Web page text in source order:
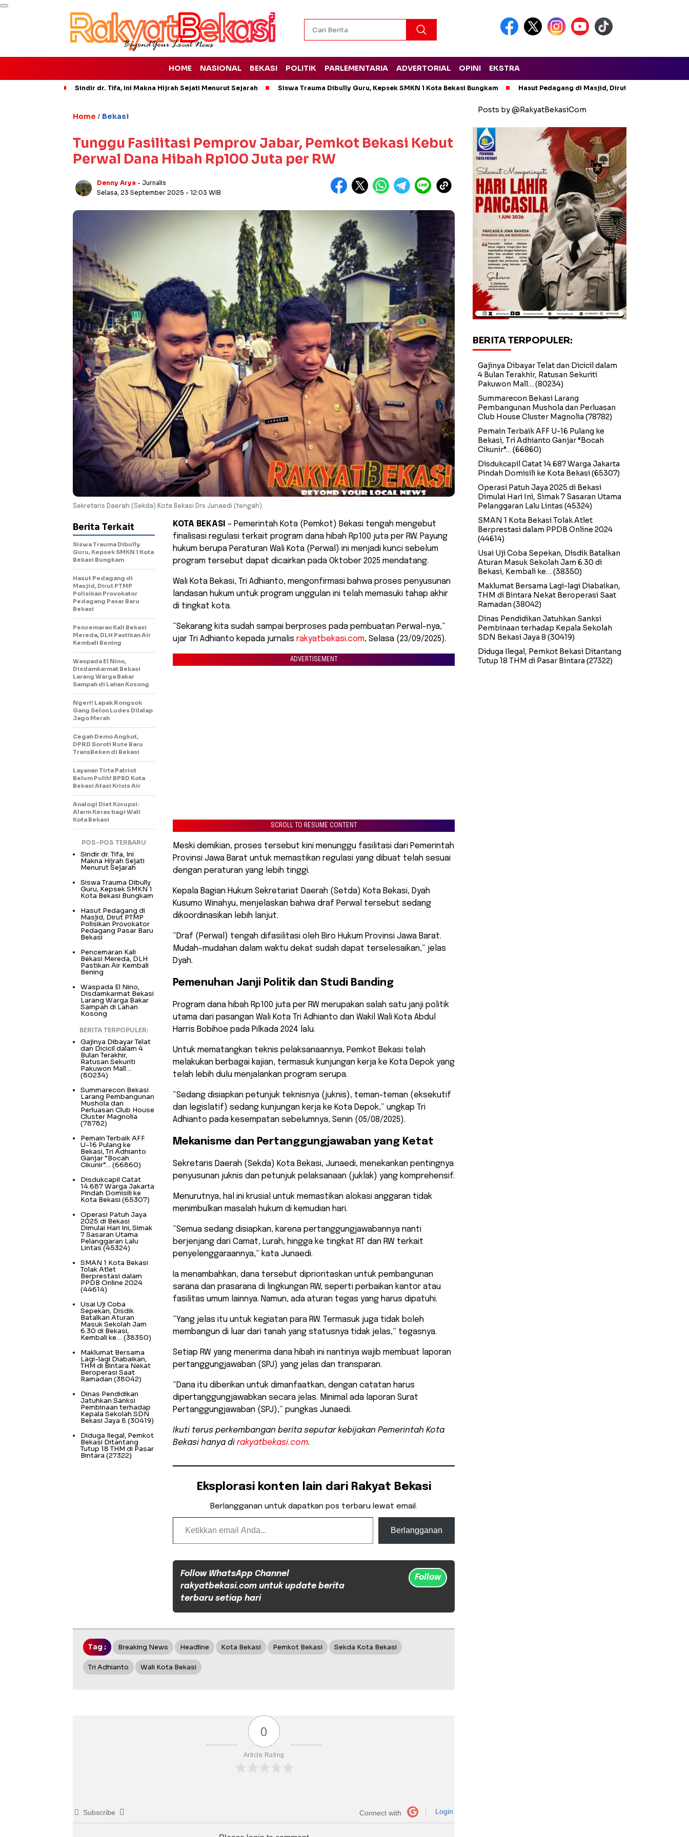
HOME NASIONAL BEKASI POLITIK PARLEMENTARIA ADVERTORIAL OPINI EKSTRA
Sindir dr. Tifa, Ini Makna Hijrah Sejati Menurut Sejarah Siswa Trauma Dibully Guru, Kepsek SMKN 1 Kota Bekasi Bungkam Hasut Pedagang di Masjid, Dirut PTMP Polisikan
Home / Bekasi
Tunggu Fasilitasi Pemprov Jabar, Pemkot Bekasi Kebut
Perwal Dana Hibah Rp100 Juta per RW
Denny Arya - Jurnalis
Selasa, 23 September 2025 - 12:03 WIB
Sekretaris Daerah (Sekda) Kota Bekasi Drs Junaedi (tengah).
KOTA BEKASI – Pemerintah Kota (Pemkot) Bekasi tengah mengebut
finalisasi regulasi terkait program dana hibah Rp100 juta per RW. Payung
hukum berupa Peraturan Wali Kota (Perwal) ini menjadi kunci sebelum
program tersebut dapat dicairkan pada Oktober 2025 mendatang.
Wali Kota Bekasi, Tri Adhianto, mengonfirmasi bahwa proses penyusunan
landasan hukum untuk program unggulan ini telah memasuki tahap akhir
di tingkat kota.
“Sekarang kita sudah sampai berproses pada pembuatan Perwal-nya,”
ujar Tri Adhianto kepada jurnalis rakyatbekasi.com, Selasa (23/09/2025).
ADVERTISEMENT
SCROLL TO RESUME CONTENT
Meski demikian, proses tersebut kini menunggu fasilitasi dari Pemerintah
Provinsi Jawa Barat untuk memastikan regulasi yang dibuat telah sesuai
dengan peraturan yang lebih tinggi.
Kepala Bagian Hukum Sekretariat Daerah (Setda) Kota Bekasi, Dyah
Kusumo Winahyu, menjelaskan bahwa draf Perwal tersebut sedang
dikoordinasikan lebih lanjut.
“Draf (Perwal) tengah difasilitasi oleh Biro Hukum Provinsi Jawa Barat.
Mudah-mudahan dalam waktu dekat sudah dapat terselesaikan,” jelas
Dyah.
Pemenuhan Janji Politik dan Studi Banding
Program dana hibah Rp100 juta per RW merupakan salah satu janji politik
utama dari pasangan Wali Kota Tri Adhianto dan Wakil Wali Kota Abdul
Harris Bobihoe pada Pilkada 2024 lalu.
Untuk mematangkan teknis pelaksanaannya, Pemkot Bekasi telah
melakukan berbagai kajian, termasuk kunjungan kerja ke Kota Depok yang
telah lebih dulu menjalankan program serupa.
“Sedang disiapkan petunjuk teknisnya (juknis), teman-teman (eksekutif
dan legislatif) sedang kunjungan kerja ke Kota Depok,” ungkap Tri
Adhianto pada kesempatan sebelumnya, Senin (05/08/2025).
Mekanisme dan Pertanggungjawaban yang Ketat
Sekretaris Daerah (Sekda) Kota Bekasi, Junaedi, menekankan pentingnya
penyusunan juknis dan petunjuk pelaksanaan (juklak) yang komprehensif.
Menurutnya, hal ini krusial untuk memastikan alokasi anggaran tidak
menimbulkan masalah hukum di kemudian hari.
“Semua sedang disiapkan, karena pertanggungjawabannya nanti
berjenjang dari Camat, Lurah, hingga ke tingkat RT dan RW terkait
penyelenggaraannya,” kata Junaedi.
Ia menambahkan, dana tersebut diprioritaskan untuk pembangunan
sarana dan prasarana di lingkungan RW, seperti perbaikan kantor atau
fasilitas umum lainnya. Namun, ada aturan tegas yang harus dipatuhi.
“Yang jelas itu untuk kegiatan para RW. Termasuk juga tidak boleh
membangun di luar dari tanah yang statusnya tidak jelas,” tegasnya.
Setiap RW yang menerima dana hibah ini nantinya wajib membuat laporan
pertanggungjawaban (SPJ) yang jelas dan transparan.
“Dana itu diberikan untuk dimanfaatkan, dengan catatan harus
dipertanggungjawabkan secara jelas. Minimal ada laporan Surat
Pertanggungjawaban (SPJ),” pungkas Junaedi.
Ikuti terus perkembangan berita seputar kebijakan Pemerintah Kota
Bekasi hanya di rakyatbekasi.com.
Eksplorasi konten lain dari Rakyat Bekasi
Berlangganan untuk dapatkan pos terbaru lewat email.
Ketikkan email Anda...
Berlangganan
Follow WhatsApp Channel
rakyatbekasi.com untuk update berita
terbaru setiap hari
Follow
Berita Terkait
Siswa Trauma Dibully
Guru, Kepsek SMKN 1 Kota
Bekasi Bungkam
Hasut Pedagang di
Masjid, Dirut PTMP
Polisikan Provokator
Pedagang Pasar Baru
Bekasi
Pencemaran Kali Bekasi
Mereda, DLH Pastikan Air
Kembali Bening
Waspada El Nino,
Disdamkarmat Bekasi
Larang Warga Bakar
Sampah di Lahan Kosong
Ngeri! Lapak Rongsok
Gang Selon Ludes Dilalap
Jago Merah
Cegah Demo Angkot,
DPRD Soroti Rute Baru
TransBeken di Bekasi
Layanan Tirta Patriot
Belum Pulih! BPBD Kota
Bekasi Atasi Krisis Air
Analogi Diet Korupsi:
Alarm Keras bagi Wali
Kota Bekasi
POS-POS TERBARU
Sindir dr. Tifa, Ini
Makna Hijrah Sejati
Menurut Sejarah
Siswa Trauma Dibully
Guru, Kepsek SMKN 1
Kota Bekasi Bungkam
Hasut Pedagang di
Masjid, Dirut PTMP
Polisikan Provokator
Pedagang Pasar Baru
Bekasi
Pencemaran Kali
Bekasi Mereda, DLH
Pastikan Air Kembali
Bening
Waspada El Nino,
Disdamkarmat Bekasi
Larang Warga Bakar
Sampah di Lahan
Kosong
BERITA TERPOPULER:
Gajinya Dibayar Telat
dan Dicicil dalam 4
Bulan Terakhir,
Ratusan Sekuriti
Pakuwon Mall…
(80234)
Summarecon Bekasi
Larang Pembangunan
Mushola dan
Perluasan Club House
Cluster Magnolia
(78782)
Pemain Terbaik AFF
U-16 Pulang ke
Bekasi, Tri Adhianto
Ganjar “Bocah
Cikunir”… (66860)
Disdukcapil Catat
14.687 Warga Jakarta
Pindah Domisili ke
Kota Bekasi (65307)
Operasi Patuh Jaya
2025 di Bekasi
Dimulai Hari Ini, Simak
7 Sasaran Utama
Pelanggaran Lalu
Lintas(45324)
SMAN 1 Kota Bekasi
Tolak Atlet
Berprestasi dalam
PPDB Online 2024
(44614)
Usai Uji Coba
Sepekan, Disdik
Batalkan Aturan
Masuk Sekolah Jam
6.30 di Bekasi,
Kembali ke… (38350)
Maklumat Bersama
Lagi-lagi Diabaikan,
THM di Bintara Nekat
Beroperasi Saat
Ramadan (38042)
Dinas Pendidikan
Jatuhkan Sanksi
Pembinaan terhadap
Kepala Sekolah SDN
Bekasi Jaya 8 (30419)
Diduga Ilegal, Pemkot
Bekasi Ditantang
Tutup 18 THM di Pasar
Bintara (27322)
Tag : Breaking News Headline Kota Bekasi Pemkot Bekasi Sekda Kota Bekasi
Tri Adhianto Wali Kota Bekasi
0
Article Rating
Subscribe Connect with Login
Posts by @RakyatBekasiCom
BERITA TERPOPULER:
Gajinya Dibayar Telat dan Dicicil dalam
4 Bulan Terakhir, Ratusan Sekuriti
Pakuwon Mall… (80234)
Summarecon Bekasi Larang
Pembangunan Mushola dan Perluasan
Club House Cluster Magnolia (78782)
Pemain Terbaik AFF U-16 Pulang ke
Bekasi, Tri Adhianto Ganjar “Bocah
Cikunir”… (66860)
Disdukcapil Catat 14.687 Warga Jakarta
Pindah Domisili ke Kota Bekasi(65307)
Operasi Patuh Jaya 2025 di Bekasi
Dimulai Hari Ini, Simak 7 Sasaran Utama
Pelanggaran Lalu Lintas (45324)
SMAN 1 Kota Bekasi Tolak Atlet
Berprestasi dalam PPDB Online 2024
(44614)
Usai Uji Coba Sepekan, Disdik Batalkan
Aturan Masuk Sekolah Jam 6.30 di
Bekasi, Kembali ke… (38350)
Maklumat Bersama Lagi-lagi Diabaikan,
THM di Bintara Nekat Beroperasi Saat
Ramadan (38042)
Dinas Pendidikan Jatuhkan Sanksi
Pembinaan terhadap Kepala Sekolah
SDN Bekasi Jaya 8 (30419)
Diduga Ilegal, Pemkot Bekasi Ditantang
Tutup 18 THM di Pasar Bintara (27322)